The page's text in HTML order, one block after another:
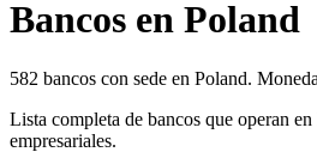
Bancos en Poland
582 bancos con sede en Poland.
Lista completa de bancos que operan
empresariales.